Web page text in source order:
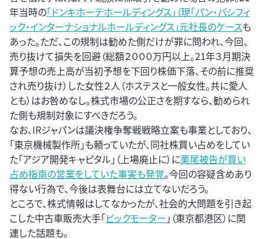
年当時の「ドンキホーテホールディングス」（現「パン・パシフィ
ック・インターナショナルホールディングス」元社長のケースも
あった。ただ、この規制は勧めた側だけが罪に問われ、今回、
売り抜けて損失を回避（総額２０００万円以上。21年３月期決
算予想の売上高が当初予想を下回り株価下落、その前に推奨
され売り抜け）した女性２人（ホステスと一般女性。共に愛人
とも）はお咎めなし。株式市場の公正さを期すなら、勧められ
た側も規制対象にすべきだろう。
なお、IRジャパンは議決権争奪戦戦略立案も事業としており、
「東京機械製作所」も頼っていたが、同社株買い占めをしてい
た「アジア開発キャピタル」（上場廃止に）に栗尾被告が買い
占め指南の営業をしていた事実も発覚。今回の容疑含めあり
得ない行為で、今後は表舞台には立てないだろう。
ところで、株式情報はしてなかったが、社会的大問題を引き起
こした中古車販売大手「ビックモーター 」（東京都港区）に関
連した話題も。